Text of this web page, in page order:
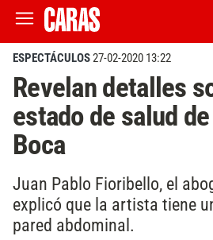
ESPECTÁCULOS27-02-2020 13:22
Revelan detalles
estado de salud
Boca
Juan Pablo Fioribello, el
explicó que la artista tiene
pared abdominal.